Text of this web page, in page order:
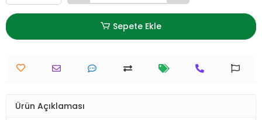
Sepete Ekle
Ürün Açıklaması